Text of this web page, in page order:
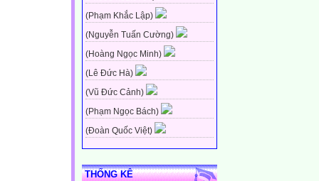
(Phạm Khắc Lập)
(Nguyễn Tuấn Cường)
(Hoàng Ngọc Minh)
(Lê Đức Hà)
(Vũ Đức Cảnh)
(Phạm Ngọc Bách)
(Đoàn Quốc Việt)
THỐNG KÊ